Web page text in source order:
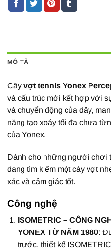
MÔ TẢ
Cây vợt tennis Yonex
và cấu trúc mới kết hợp với
và chuyển động của dây,
năng tạo xoáy tối đa chưa
của Yonex.
Dành cho những người chơi
đang tìm kiếm một cây vợt
xác và cảm giác tốt.
Công nghệ
ISOMETRIC – CÔNG
YONEX TỪ NĂM 1980:
trước, thiết kế